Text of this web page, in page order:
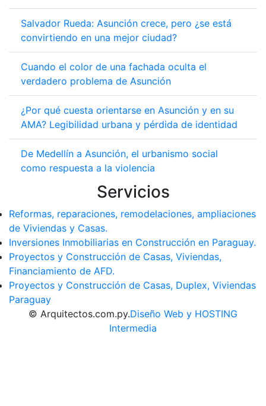
Salvador Rueda: Asunción crece, pero ¿se está
convirtiendo en una mejor ciudad?
Cuando el color de una fachada oculta el
verdadero problema de Asunción
¿Por qué cuesta orientarse en Asunción y en su
AMA? Legibilidad urbana y pérdida de identidad
De Medellín a Asunción, el urbanismo social
como respuesta a la violencia
Servicios
Reformas, reparaciones, remodelaciones, ampliaciones
de Viviendas y Casas.
Inversiones Inmobiliarias en Construcción en Paraguay.
Proyectos y Construcción de Casas, Viviendas,
Financiamiento de AFD.
Proyectos y Construcción de Casas, Duplex, Viviendas
Paraguay
© Arquitectos.com.py.Diseño Web y HOSTING
Intermedia